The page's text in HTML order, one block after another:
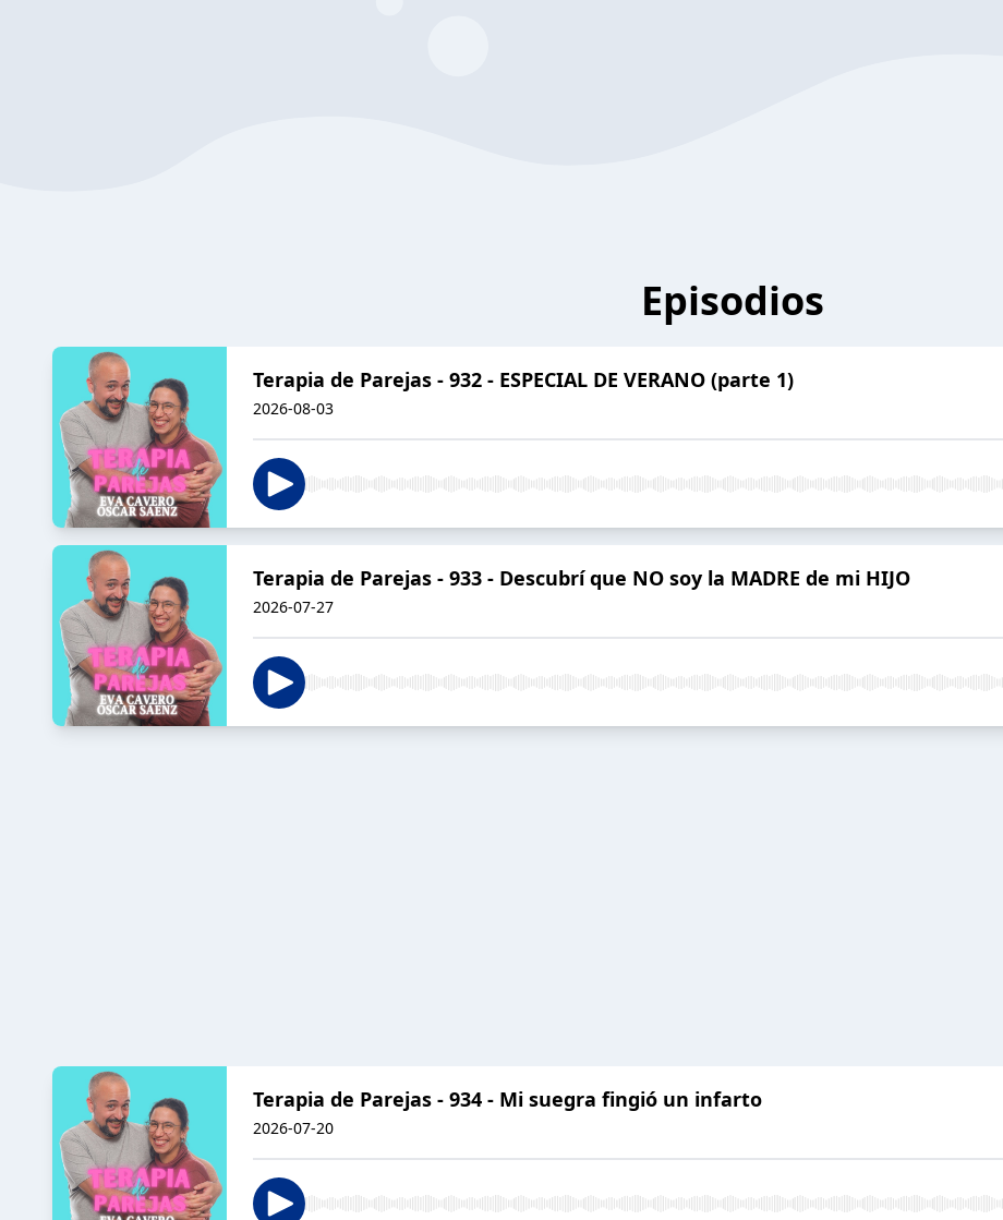
Episodios
Terapia de Parejas - 932 - ESPECIAL DE VERANO (parte 1)
2026-08-03
Terapia de Parejas - 933 - Descubrí que NO soy la MADRE de mi HIJO
2026-07-27
Terapia de Parejas - 934 - Mi suegra fingió un infarto
2026-07-20